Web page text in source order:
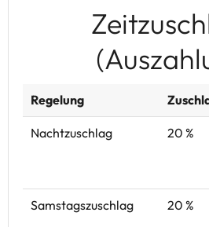
Regelung
Nachtzuschlag 20 %
Samstagszuschlag 20 %